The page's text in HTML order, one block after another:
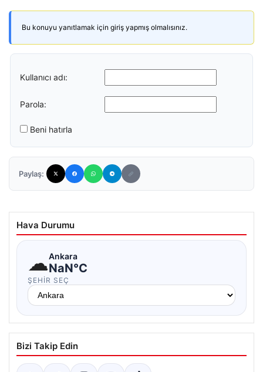
Bu konuyu yanıtlamak için giriş yapmış olmalısınız.
Kullanıcı adı:
Parola:
Beni hatırla
Paylaş:
Hava Durumu
☁Ankara
NaN°C
ŞEHIR SEÇ
Bizi Takip Edin